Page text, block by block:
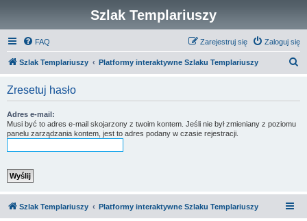
Szlak Templariuszy
FAQ Zaloguj się
Zarejestruj się
Szlak Templariuszy Platformy interaktywne Szlaku Templariuszy
Zresetuj hasło
Adres e-mail:
Musi być to adres e-mail skojarzony z twoim kontem. Jeśli nie był zmieniany z poziomu
panelu zarządzania kontem, jest to adres podany w czasie rejestracji.
Szlak Templariuszy Platformy interaktywne Szlaku Templariuszy